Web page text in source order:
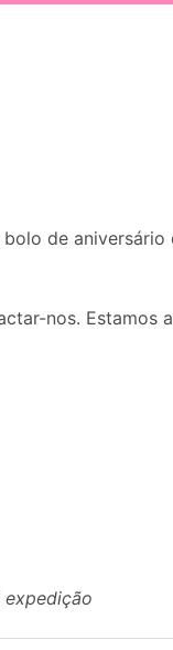
de aniversário
nos. Estamos